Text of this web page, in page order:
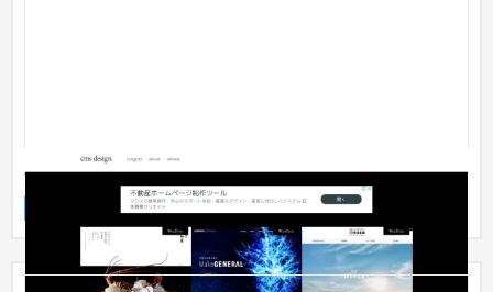
cms design
IT・Webサービス